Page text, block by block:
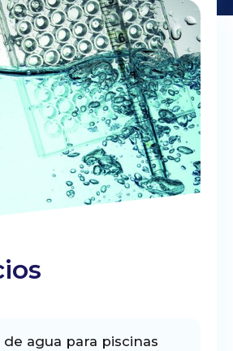
de agua para piscinas